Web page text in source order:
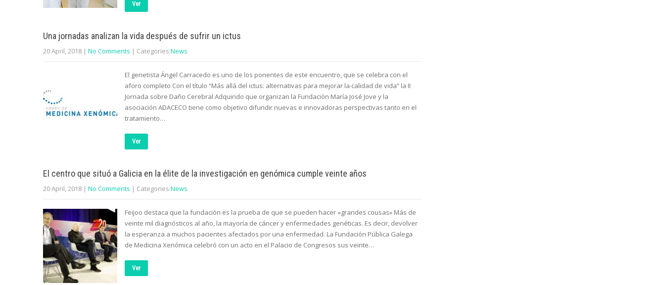
Ver
Una jornadas analizan la vida después de sufrir un ictus
20 April, 2018 | No Comments | Categories:News
El genetista Ángel Carracedo es uno de los ponentes de este encuentro, que se celebra con el
aforo completo Con el título “Más allá del ictus: alternativas para mejorar la calidad de vida” la II
Jornada sobre Daño Cerebral Adquirido que organizan la Fundación María José Jove y la
asociación ADACECO tiene como objetivo difundir nuevas e innovadoras perspectivas tanto en el
tratamiento…
Ver
El centro que situó a Galicia en la élite de la investigación en genómica cumple veinte años
20 April, 2018 | No Comments | Categories:News
Feijoo destaca que la fundación es la prueba de que se pueden hacer «grandes cousas» Más de
veinte mil diagnósticos al año, la mayoría de cáncer y enfermedades genéticas. Es decir, devolver
la esperanza a muchos pacientes afectados por una enfermedad. La Fundación Pública Galega
de Medicina Xenómica celebró con un acto en el Palacio de Congresos sus veinte…
Ver